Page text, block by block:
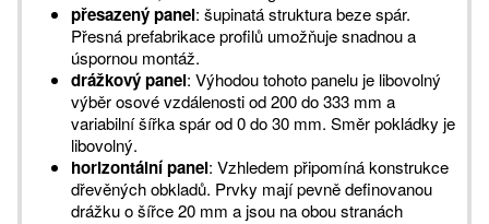
přesazený panel: šupinatá struktura beze spár.
Přesná prefabrikace profilů umožňuje snadnou a
úspornou montáž.
drážkový panel: Výhodou tohoto panelu je libovolný
výběr osové vzdálenosti od 200 do 333 mm a
variabilní šířka spár od 0 do 30 mm. Směr pokládky je
libovolný.
horizontální panel: Vzhledem připomíná konstrukce
dřevěných obkladů. Prvky mají pevně definovanou
drážku o šířce 20 mm a jsou na obou stranách